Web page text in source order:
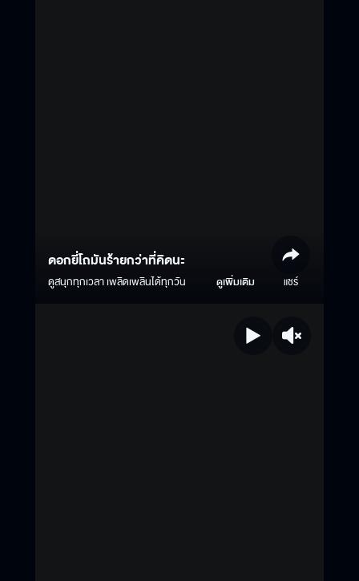
ดอกยี่โถมันร้ายกว่าที่คิดนะ
ดูสนุกทุกเวลา เพลิดเพลินได้ทุกวัน ดูเพิ่มเติม แชร์